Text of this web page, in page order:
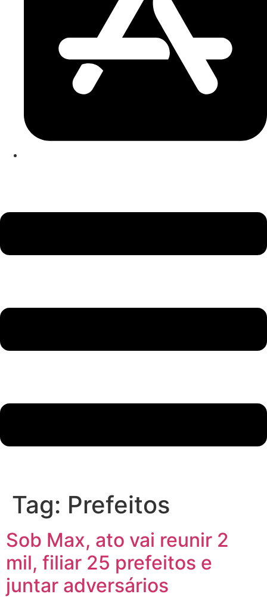
Tag: Prefeitos
Sob Max, ato vai reunir 2
mil, filiar 25 prefeitos e
juntar adversários